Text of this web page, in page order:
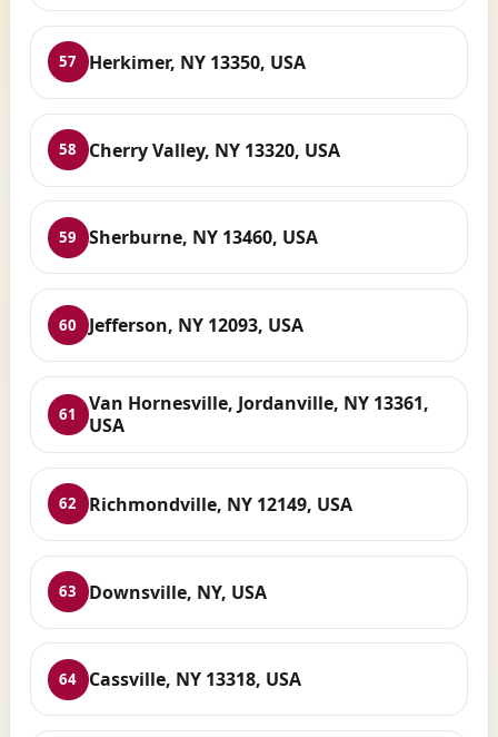
57 Herkimer, NY 13350, USA
58 Cherry Valley, NY 13320, USA
59 Sherburne, NY 13460, USA
60 Jefferson, NY 12093, USA
61
Van Hornesville, Jordanville, NY 13361,
USA
62 Richmondville, NY 12149, USA
63 Downsville, NY, USA
64 Cassville, NY 13318, USA